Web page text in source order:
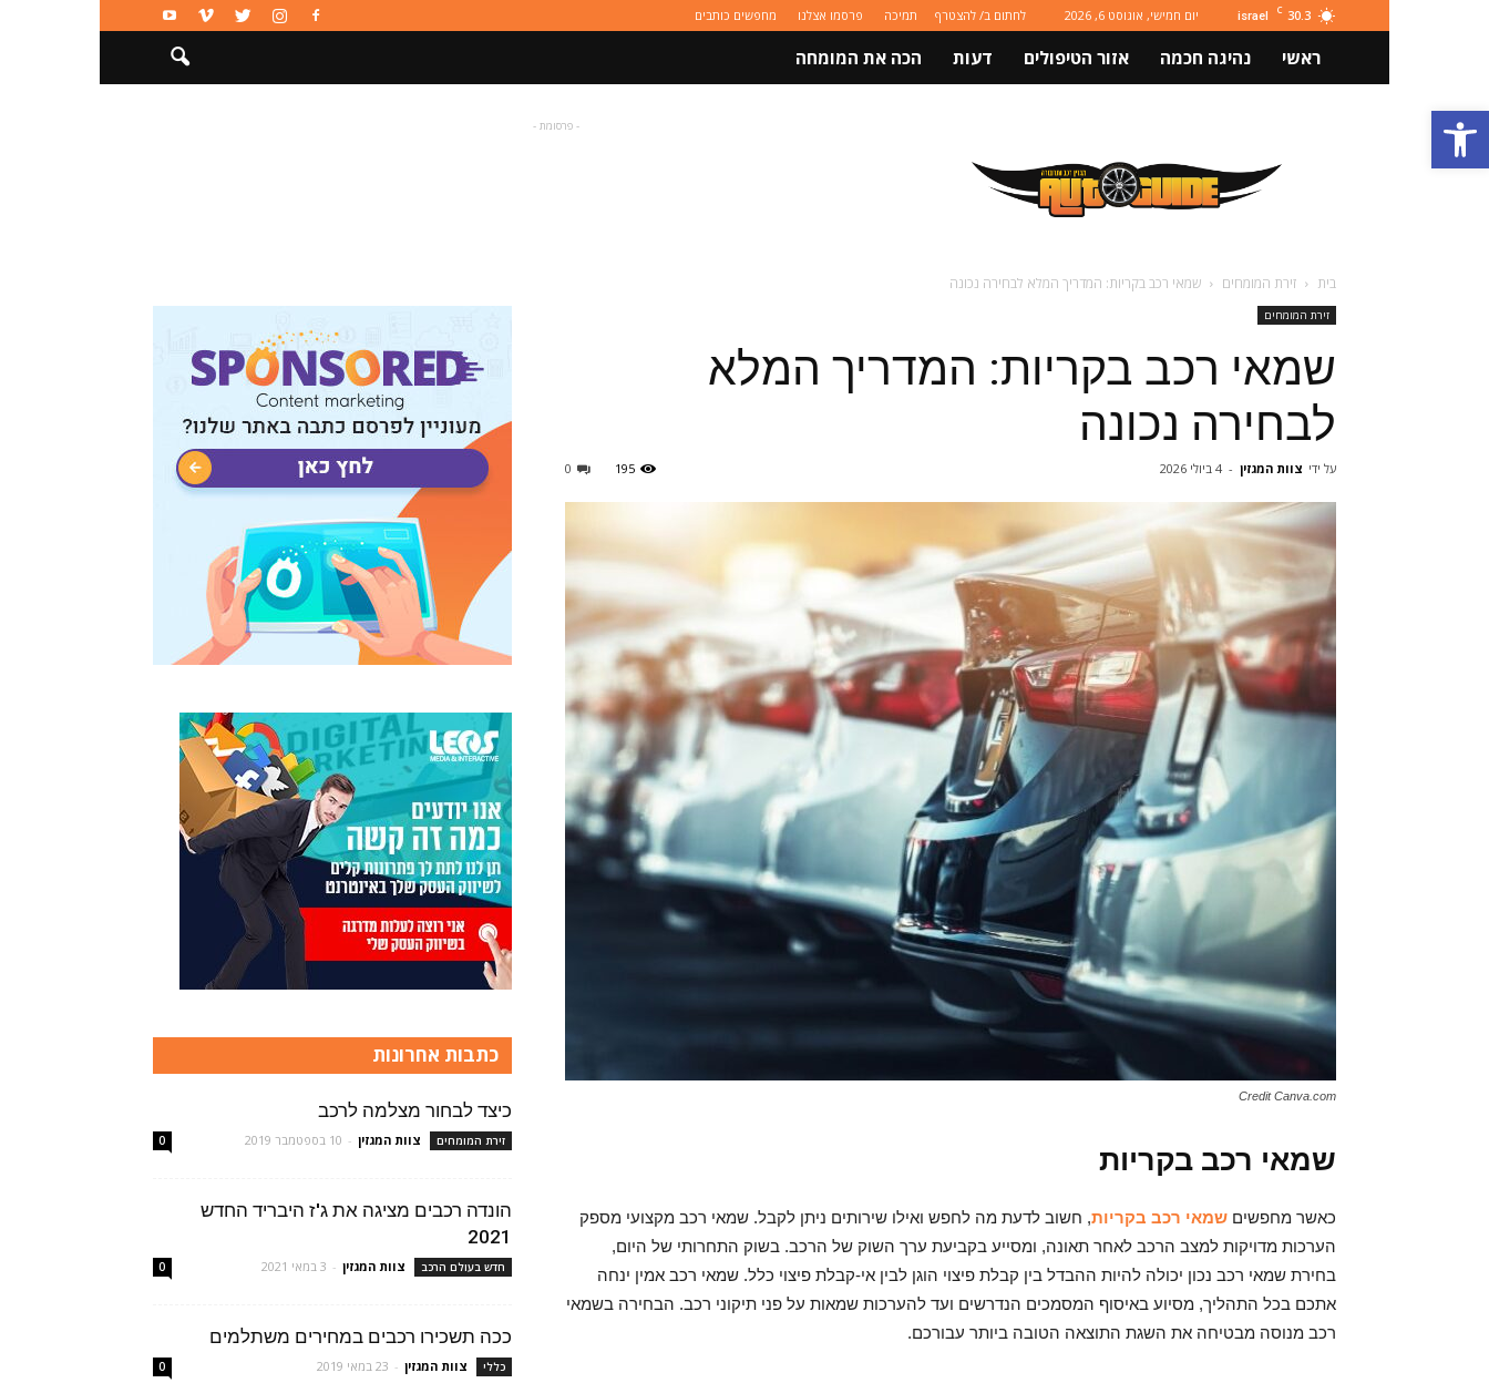
פתח סרגל נגישות
30.3
C
israel יום חמישי, אוגוסט 6, 2026 לחתום ב/ להצטרף תמיכה פרסמו אצלנו מחפשים כותבים
ראשי נהיגה חכמה אזור הטיפולים דעות הכה את המומחה
ותחבורה
Autoguide
- פרסומת -
בית זירת המומחים שמאי רכב בקריות: המדריך המלא לבחירה נכונה
זירת המומחים
שמאי רכב בקריות: המדריך המלא
לבחירה נכונה
על ידי צוות המגזין - 4 ביולי 2026 0 195
Credit Canva.com
שמאי רכב בקריות
כאשר מחפשים שמאי רכב בקריות, חשוב לדעת מה לחפש ואילו שירותים ניתן לקבל. שמאי רכב מקצועי מספק
הערכות מדויקות למצב הרכב לאחר תאונה, ומסייע בקביעת ערך השוק של הרכב. בשוק התחרותי של היום,
בחירת שמאי רכב נכון יכולה להיות ההבדל בין קבלת פיצוי הוגן לבין אי-קבלת פיצוי כלל. שמאי רכב אמין ינחה
אתכם בכל התהליך, מסיוע באיסוף המסמכים הנדרשים ועד להערכות שמאות על פני תיקוני רכב. הבחירה בשמאי
רכב מנוסה מבטיחה את השגת התוצאה הטובה ביותר עבורכם.
כתבות אחרונות
כיצד לבחור מצלמה לרכב
זירת המומחים צוות המגזין - 10 בספטמבר 2019 0
הונדה רכבים מציגה את ג'ז היבריד החדש
2021
חדש בעולם הרכב צוות המגזין - 3 במאי 2021 0
ככה תשכירו רכבים במחירים משתלמים
כללי צוות המגזין - 23 במאי 2019 0